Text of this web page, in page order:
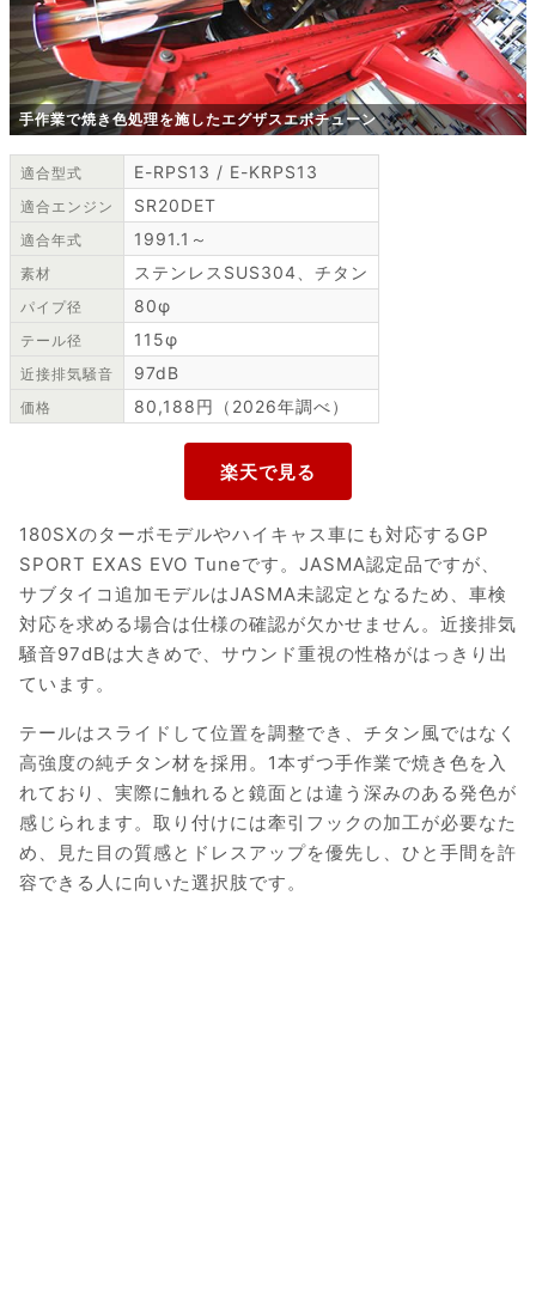
手作業で焼き色処理を施したエグザスエボチューン
適合型式 E-RPS13 / E-KRPS13
適合エンジン SR20DET
適合年式 1991.1～
素材 ステンレスSUS304、チタン
パイプ径 80φ
テール径 115φ
近接排気騒音 97dB
価格 80,188円（2026年調べ）
180SXのターボモデルやハイキャス車にも対応するGP
SPORT EXAS EVO Tuneです。JASMA認定品ですが、
サブタイコ追加モデルはJASMA未認定となるため、車検
対応を求める場合は仕様の確認が欠かせません。近接排気
騒音97dBは大きめで、サウンド重視の性格がはっきり出
ています。
テールはスライドして位置を調整でき、チタン風ではなく
高強度の純チタン材を採用。1本ずつ手作業で焼き色を入
れており、実際に触れると鏡面とは違う深みのある発色が
感じられます。取り付けには牽引フックの加工が必要なた
め、見た目の質感とドレスアップを優先し、ひと手間を許
容できる人に向いた選択肢です。